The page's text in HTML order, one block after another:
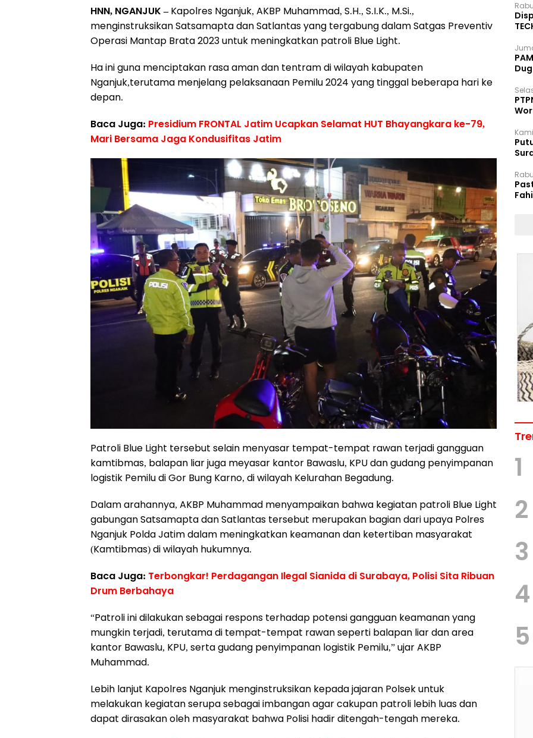
HNN, NGANJUK –Kapolres Nganjuk, AKBP Muhammad, S.H., S.I.K., M.Si.,
menginstruksikan Satsamapta dan Satlantas yang tergabung dalam Satgas Preventiv
Operasi Mantap Brata 2023 untuk meningkatkan patroli Blue Light.
Ha ini guna menciptakan rasa aman dan tentram di wilayah kabupaten
Nganjuk,terutama menjelang pelaksanaan Pemilu 2024 yang tinggal beberapa hari ke
depan.
Baca Juga: Presidium FRONTAL Jatim Ucapkan Selamat HUT Bhayangkara ke-79,
Mari Bersama Jaga Kondusifitas Jatim
Patroli Blue Light tersebut selain menyasar tempat-tempat rawan terjadi gangguan
kamtibmas, balapan liar juga meyasar kantor Bawaslu, KPU dan gudang penyimpanan
logistik Pemilu di Gor Bung Karno, di wilayah Kelurahan Begadung.
Dalam arahannya, AKBP Muhammad menyampaikan bahwa kegiatan patroli Blue Light
gabungan Satsamapta dan Satlantas tersebut merupakan bagian dari upaya Polres
Nganjuk Polda Jatim dalam meningkatkan keamanan dan ketertiban masyarakat
(Kamtibmas) di wilayah hukumnya.
Baca Juga: Terbongkar! Perdagangan Ilegal Sianida di Surabaya, Polisi Sita Ribuan
Drum Berbahaya
“Patroli ini dilakukan sebagai respons terhadap potensi gangguan keamanan yang
mungkin terjadi, terutama di tempat-tempat rawan seperti balapan liar dan area
kantor Bawaslu, KPU, serta gudang penyimpanan logistik Pemilu,” ujar AKBP
Muhammad.
Lebih lanjut Kapolres Nganjuk menginstruksikan kepada jajaran Polsek untuk
melakukan kegiatan serupa sebagai imbangan agar cakupan patroli lebih luas dan
dapat dirasakan oleh masyarakat bahwa Polisi hadir ditengah-tengah mereka.
1
2
3
4
5